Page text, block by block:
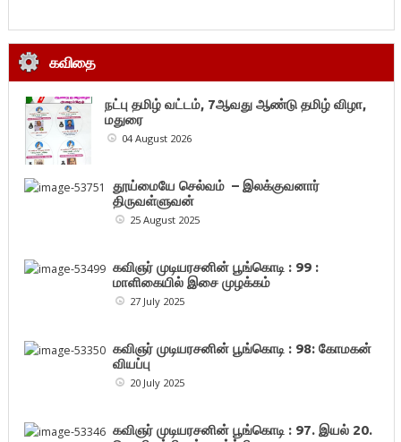
கவிதை
நட்பு தமிழ் வட்டம், 7ஆவது ஆண்டு தமிழ் விழா,
மதுரை
04 August 2026
தூய்மையே செல்வம் – இலக்குவனார்
திருவள்ளுவன்
25 August 2025
கவிஞர் முடியரசனின் பூங்கொடி : 99 :
மாளிகையில் இசை முழக்கம்
27 July 2025
கவிஞர் முடியரசனின் பூங்கொடி : 98: கோமகன்
வியப்பு
20 July 2025
கவிஞர் முடியரசனின் பூங்கொடி : 97. இயல் 20.